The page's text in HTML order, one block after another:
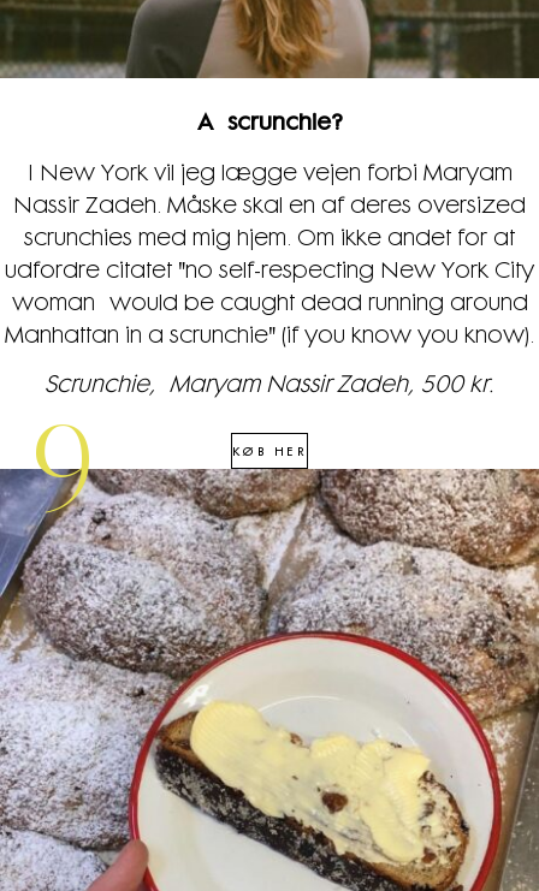
A scrunchie?
I New York vil jeg lægge vejen forbi Maryam
Nassir Zadeh. Måske skal en af deres oversized
scrunchies med mig hjem. Om ikke andet for at
udfordre citatet "no self-respecting New York City
woman would be caught dead running around
Manhattan in a scrunchie" (if you know you know).
Scrunchie, Maryam Nassir Zadeh, 500 kr.
KØB HER
9